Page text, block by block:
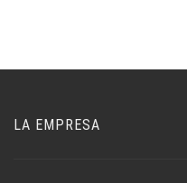
LA EMPRESA